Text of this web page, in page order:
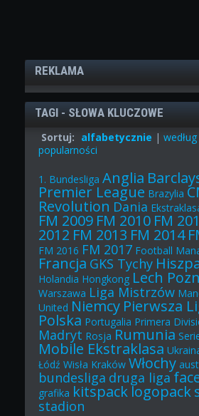
REKLAMA
TAGI - SŁOWA KLUCZOWE
Sortuj: alfabetycznie |według
popularności
1. Bundesliga Anglia
Premier League Brazylia
Revolution Dania
FM 2009 FM 2010 FM
2012 FM 2013 FM 2014
FM 2016 FM 2017 Football
Francja GKS Tychy
Holandia Hongkong Lech
Warszawa Liga Mistrzów
United Niemcy Pierwsza
Polska Portugalia Primera
Madryt Rosja Rumunia
Mobile Ekstraklasa
Łódź Wisła Kraków Włochy
bundesliga druga liga
grafika kitspacklogopack
stadion